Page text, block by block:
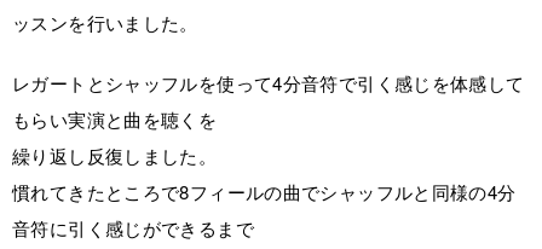
ッスンを行いました。
レガートとシャッフルを使って4分音符で引く感じを体感して
もらい実演と曲を聴くを
繰り返し反復しました。
慣れてきたところで8フィールの曲でシャッフルと同様の4分
音符に引く感じができるまで